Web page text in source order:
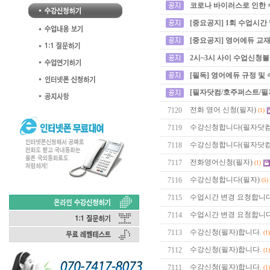
코로나 바이러스로 인한
[중요공지] 1회 수업시
[중요공지] 영어에듀 교
2시~3시 사이 수업신청
[필독] 영어에듀 규정 및
[필자닷컴/호주퍼스트/
7120 전화 영어 신청(필자) (1)
7119 수강신청합니다(필자닷
7118 수강신청합니다(필자닷
7117 전화영어신청(필자) (1)
7116 수강신청합니다(필자) (5)
7115 수업시간 변경 요청합니
7114 수업시간 변경 요청합니
7113 수강신청(필자)합니다. (1)
7112 수강신청(필자)합니다. (1)
7111 수강신청(필자)합니다. (1)